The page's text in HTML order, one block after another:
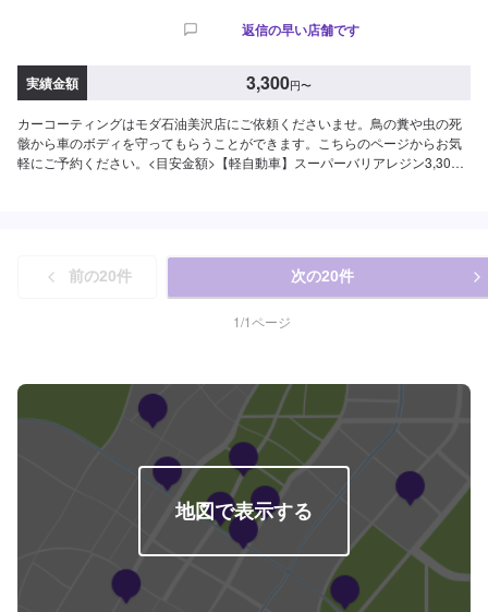
返信の早い店舗です
実績金額 3,300円〜
カーコーティングはモダ石油美沢店にご依頼くださいませ。鳥の糞や虫の死
骸から車のボディを守ってもらうことができます。こちらのページからお気
軽にご予約ください。<目安金額>【軽自動車】スーパーバリアレジン3,300
前の20件 次の20件
1/1ページ
地図で表示する